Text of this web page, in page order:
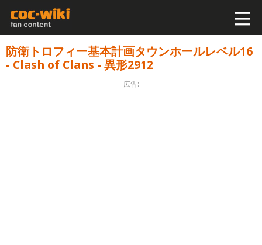
防衛トロフィー基本計画タウンホールレベル16
- Clash of Clans - 異形2912
広告: